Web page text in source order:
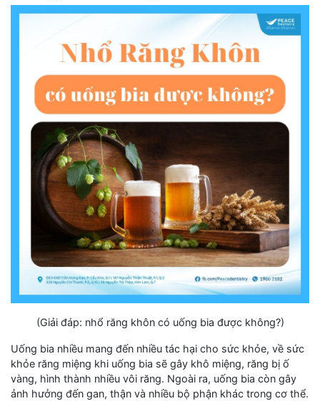
(Giải đáp: nhổ răng khôn có uống bia được không?)
Uống bia nhiều mang đến nhiều tác hại cho sức khỏe, về sức
khỏe răng miệng khi uống bia sẽ gây khô miệng, răng bị ố
vàng, hình thành nhiều vôi răng. Ngoài ra, uống bia còn gây
ảnh hưởng đến gan, thận và nhiều bộ phận khác trong cơ thể.